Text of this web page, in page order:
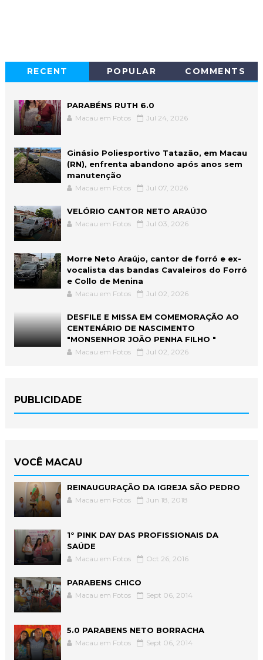
RECENT POPULAR COMMENTS
PARABÉNS RUTH 6.0
Macau em Fotos Jul 24, 2026
Ginásio Poliesportivo Tatazão, em Macau
(RN), enfrenta abandono após anos sem
manutenção
Macau em Fotos Jul 07, 2026
VELÓRIO CANTOR NETO ARAÚJO
Macau em Fotos Jul 03, 2026
Morre Neto Araújo, cantor de forró e ex-
vocalista das bandas Cavaleiros do Forró
e Collo de Menina
Macau em Fotos Jul 02, 2026
DESFILE E MISSA EM COMEMORAÇÃO AO
CENTENÁRIO DE NASCIMENTO
"MONSENHOR JOÃO PENHA FILHO "
Macau em Fotos Jul 02, 2026
PUBLICIDADE
VOCÊ MACAU
REINAUGURAÇÃO DA IGREJA SÃO PEDRO
Macau em Fotos Jun 18, 2018
1° PINK DAY DAS PROFISSIONAIS DA
SAÚDE
Macau em Fotos Oct 26, 2016
PARABENS CHICO
Macau em Fotos Sept 06, 2014
5.0 PARABENS NETO BORRACHA
Macau em Fotos Sept 06, 2014